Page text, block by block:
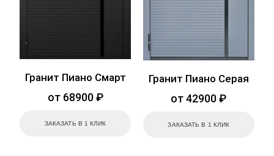
Гранит Пиано Смарт
от 68900 ₽
ЗАКАЗАТЬ В 1 КЛИК
Гранит Пиано Серая
от 42900 ₽
ЗАКАЗАТЬ В 1 КЛИК